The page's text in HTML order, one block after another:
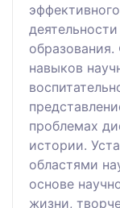
навыков
проблемах
истории.
областями
основе
жизни,